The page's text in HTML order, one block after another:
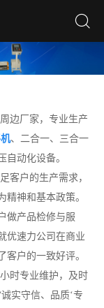
边厂家，专业生产
、二合一、三合一
自动化设备。
户的生产需求，
精神和基本政策。
做产品检修与服
优速力公司在商业
客户的一致好评。
时专业维护，及时
实守信、品质‘专